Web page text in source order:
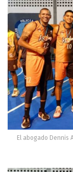
El abogado Dennis